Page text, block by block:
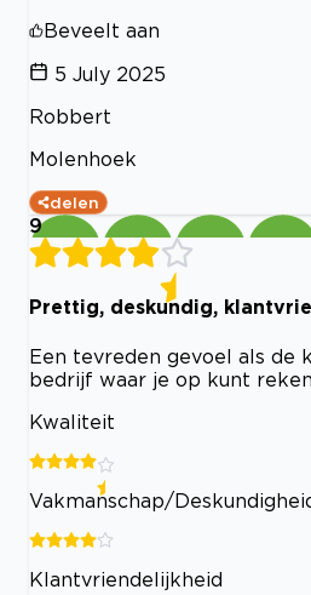
Beveelt aan
5 July 2025
Robbert
Molenhoek
delen
9
Prettig, deskundig,
Een tevreden gevoel als de
bedrijf waar je op kunt
Kwaliteit
Vakmanschap/
Klantvriendelijkheid